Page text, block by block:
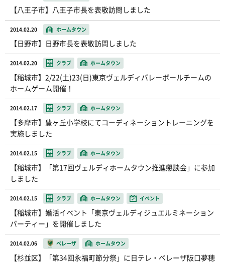
【八王子市】八王子市長を表敬訪問しました
2014.02.20 ホームタウン
【日野市】日野市長を表敬訪問しました
2014.02.20 クラブ ホームタウン
【稲城市】2/22(土)23(日)東京ヴェルディバレーボールチームの
ホームゲーム開催！
2014.02.17 クラブ ホームタウン
【多摩市】豊ヶ丘小学校にてコーディネーショントレーニングを
実施しました
2014.02.15 クラブ ホームタウン
【稲城市】「第17回ヴェルディホームタウン推進懇談会」に参加
しました
2014.02.15 クラブ ホームタウン イベント
【稲城市】婚活イベント「東京ヴェルディジュエルミネーション
パーティー」を開催しました
2014.02.06 ベレーザ ホームタウン
【杉並区】「第34回永福町節分祭」に日テレ・ベレーザ阪口夢穂